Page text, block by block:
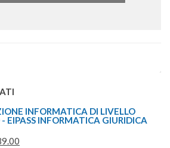
INFORMATICA DI LIVELLO
EIPASS INFORMATICA GIURIDICA